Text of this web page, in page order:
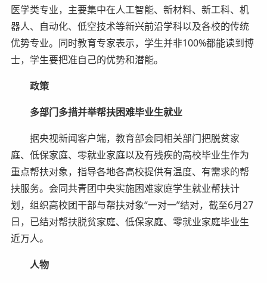
医学类专业，主要集中在人工智能、新材料、新工科、机
器人、自动化、低空技术等新兴前沿学科以及各校的传统
优势专业。同时教育专家表示，学生并非100%都能读到博
士，学生要把准自己的优势和潜能。
政策
多部门多措并举帮扶困难毕业生就业
据央视新闻客户端，教育部会同相关部门把脱贫家
庭、低保家庭、零就业家庭以及有残疾的高校毕业生作为
重点帮扶对象，指导各地各高校提供有温度、有需求的帮
扶服务。会同共青团中央实施困难家庭学生就业帮扶计
划，组织高校团干部与帮扶对象“一对一”结对，截至6月27
日，已结对帮扶脱贫家庭、低保家庭、零就业家庭毕业生
近万人。
人物